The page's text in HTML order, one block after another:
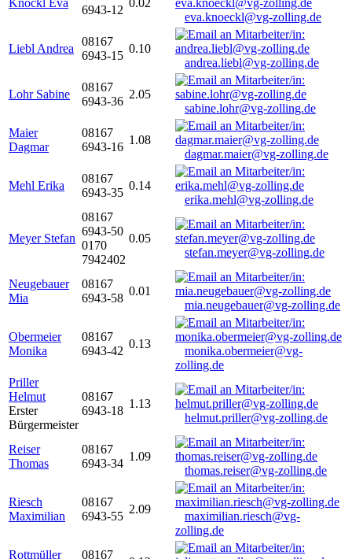
Knöckl Eva
6943-12
0.02
eva.knoeckl@vg-zolling.de
Liebl Andrea
08167
6943-15
0.10
andrea.liebl@vg-zolling.de
Lohr Sabine
08167
6943-36
2.05
sabine.lohr@vg-zolling.de
Maier
Dagmar
08167
6943-16
1.08
dagmar.maier@vg-zolling.de
Mehl Erika
08167
6943-35
0.14
erika.mehl@vg-zolling.de
Meyer Stefan
08167
6943-50
0170
7942402
0.05
stefan.meyer@vg-zolling.de
Neugebauer
Mia
08167
6943-58
0.01
mia.neugebauer@vg-zolling.de
Obermeier
Monika
08167
6943-42
0.13
monika.obermeier@vg-
zolling.de
Priller
Helmut
Erster
Bürgermeister
08167
6943-18
1.13
helmut.priller@vg-zolling.de
Reiser
Thomas
08167
6943-34
1.09
thomas.reiser@vg-zolling.de
Riesch
Maximilian
08167
6943-55
2.09
maximilian.riesch@vg-
zolling.de
Rottmüller
08167